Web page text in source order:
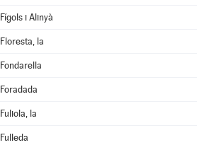
Fígols i Alinyà
Floresta, la
Fondarella
Foradada
Fuliola, la
Fulleda